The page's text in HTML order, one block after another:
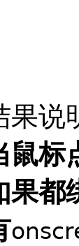
果说
鼠标
果都